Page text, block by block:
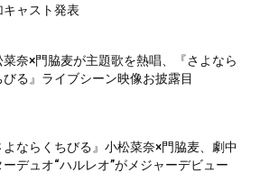
キャスト発表
菜奈×門脇麦が主題歌を熱唱、『さよなら
びる』ライブシーン映像お披露目
よならくちびる』小松菜奈×門脇麦、劇中
ーデュオ“ハルレオ”がメジャーデビュー